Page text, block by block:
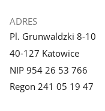
ADRES
Pl. Grunwaldzki 8-10
40-127 Katowice
NIP 954 26 53 766
Regon 241 05 19 47